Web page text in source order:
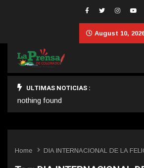
August 10,
ULTIMAS NOTICIAS :
nothing found
Home DIA INTERNACIONAL DE LA